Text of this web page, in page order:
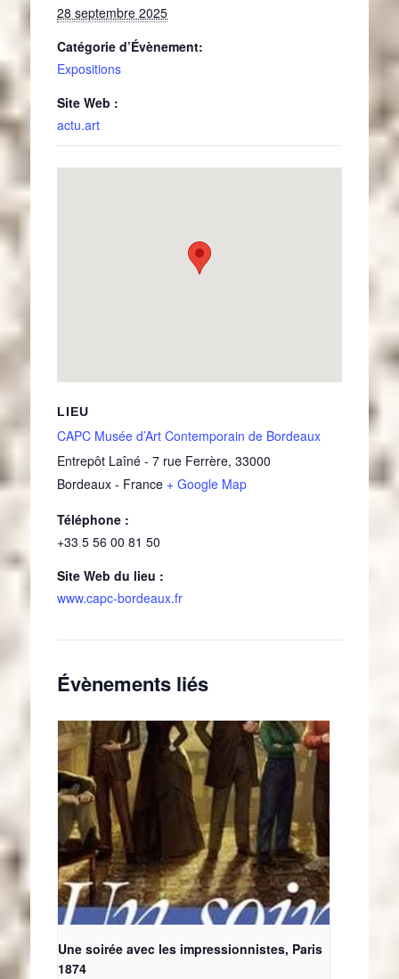
28 septembre 2025
Catégorie d’Évènement:
Expositions
Site Web :
actu.art
LIEU
CAPC Musée d’Art Contemporain de Bordeaux
Entrepôt Laîné - 7 rue Ferrère, 33000
Bordeaux - France + Google Map
Téléphone :
+33 5 56 00 81 50
Site Web du lieu :
www.capc-bordeaux.fr
Évènements liés
Une soirée avec les impressionnistes, Paris
1874